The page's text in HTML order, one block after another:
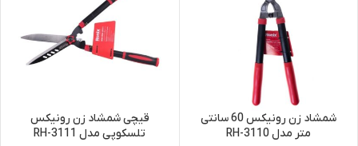
شمشاد زن رونیکس 60 سانتی
متر مدل RH-3110
قیچی شمشاد زن رونیکس
تلسکوپی مدل RH-3111